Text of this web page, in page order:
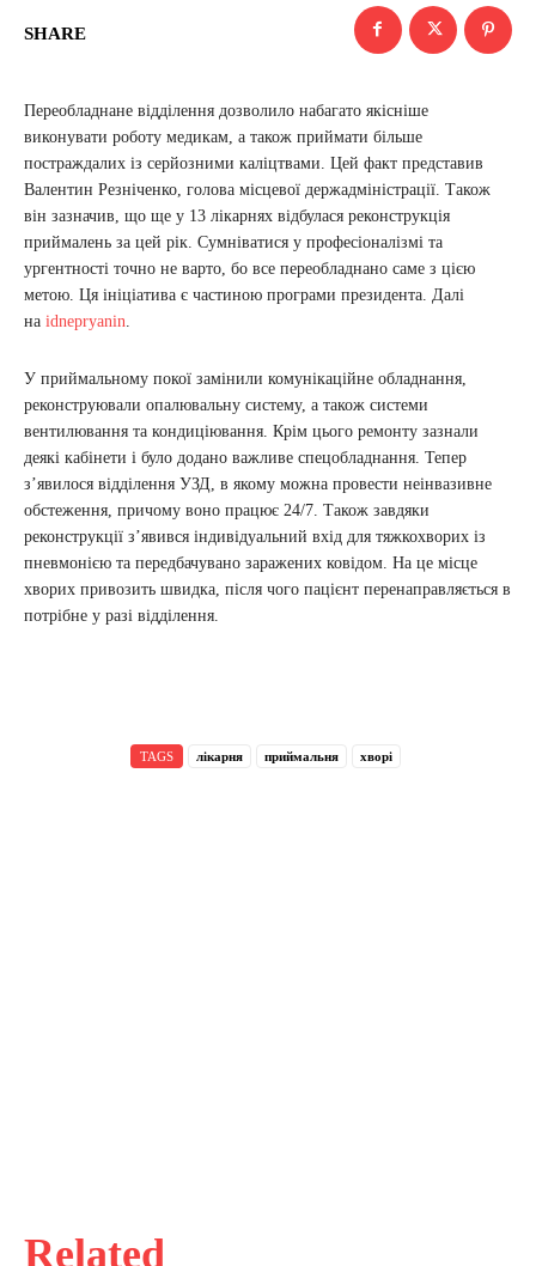
Related
SHARE
Переобладнане відділення дозволило набагато якісніше
виконувати роботу медикам, а також приймати більше
постраждалих із серйозними каліцтвами. Цей факт представив
Валентин Резніченко, голова місцевої держадміністрації. Також
він зазначив, що ще у 13 лікарнях відбулася реконструкція
приймалень за цей рік. Сумніватися у професіоналізмі та
ургентності точно не варто, бо все переобладнано саме з цією
метою. Ця ініціатива є частиною програми президента. Далі
на idnepryanin
У приймальному покої замінили комунікаційне обладнання,
реконструювали опалювальну систему, а також системи
вентилювання та кондиціювання. Крім цього ремонту зазнали
деякі кабінети і було додано важливе спецобладнання. Тепер
з’явилося відділення УЗД, в якому можна провести неінвазивне
обстеження, причому воно працює 24/7. Також завдяки
реконструкції з’явився індивідуальний вхід для тяжкохворих із
пневмонією та передбачувано заражених ковідом. На це місце
хворих привозить швидка, після чого пацієнт перенаправляється в
потрібне у разі відділення.
TAGS лікарня приймальня хворі